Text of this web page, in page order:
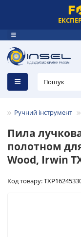
Ручний інструмент
Пила
полотном
Wood, Irwin
Код товару: